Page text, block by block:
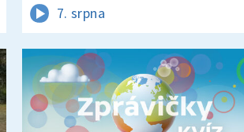
7. srpna